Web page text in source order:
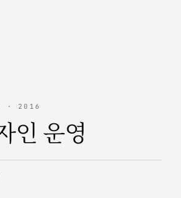
· 2016
인 운영